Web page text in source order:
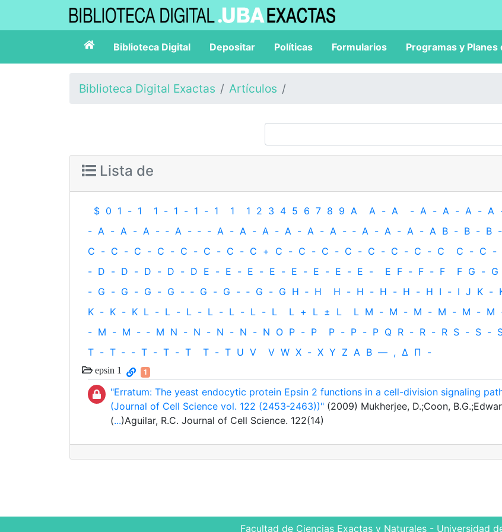
Biblioteca Digital Depositar Políticas Formularios Programas y
Biblioteca Digital Exactas Artículos
Lista de
$ 0 1 - 1 1 - 1 - 1 - 1 1 1 2 3 4 5 6 7 8 9 A A - A - A - A - A - A
- A - A - A - ‐ A - ‐ - A - A - A - A - A - A - ‐ A - A - A - A B - B - B -
C - C - C - C - C - C - C - C + C - C - C - C - C - C - C - C C - C -
- D - D - D - D - D E - E - E - E - E - E - E - E - E F - F - F F G - G
- G - G - G - G - ‐ G - G - ‐ G - G H ‐ H H - H - H - H - H I - I J K -
K - K - K L - L - L - L - L - L - L L + L ± L L M - M - M - M - M - M
- M - M - ‐ M N - N - N - N - N O P - P P - P - P Q R - R - R S - S -
T - T ‐ - T - T - T T - T U V V W X - X Y Z Α Β — , Δ Π -
epsin 1 1
"Erratum: The yeast endocytic protein Epsin 2 functions in a cell-division signaling
(Journal of Cell Science vol. 122 (2453-2463))" (2009) Mukherjee, D.;Coon,
(...)Aguilar, R.C. Journal of Cell Science. 122(14)
Facultad de Ciencias Exactas y Naturales - Universidad